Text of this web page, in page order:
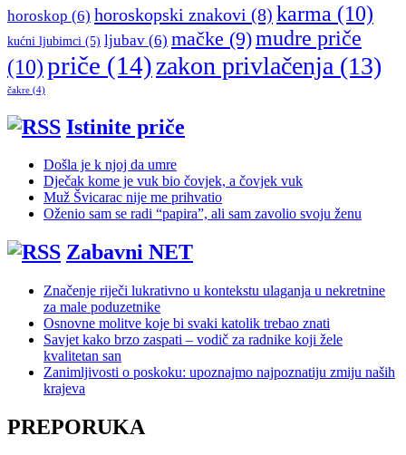
horoskop (6) horoskopski znakovi (8) karma (10)
kućni ljubimci (5) ljubav (6) mačke (9)mudre priče
(10)priče (14)zakon privlačenja (13)
čakre (4)
Istinite priče
Došla je k njoj da umre
Dječak kome je vuk bio čovjek, a čovjek vuk
Muž Švicarac nije me prihvatio
Oženio sam se radi “papira”, ali sam zavolio svoju ženu
Zabavni NET
Značenje riječi lukrativno u kontekstu ulaganja u nekretnine
za male poduzetnike
Osnovne molitve koje bi svaki katolik trebao znati
Savjet kako brzo zaspati – vodič za radnike koji žele
kvalitetan san
Zanimljivosti o poskoku: upoznajmo najpoznatiju zmiju naših
krajeva
PREPORUKA